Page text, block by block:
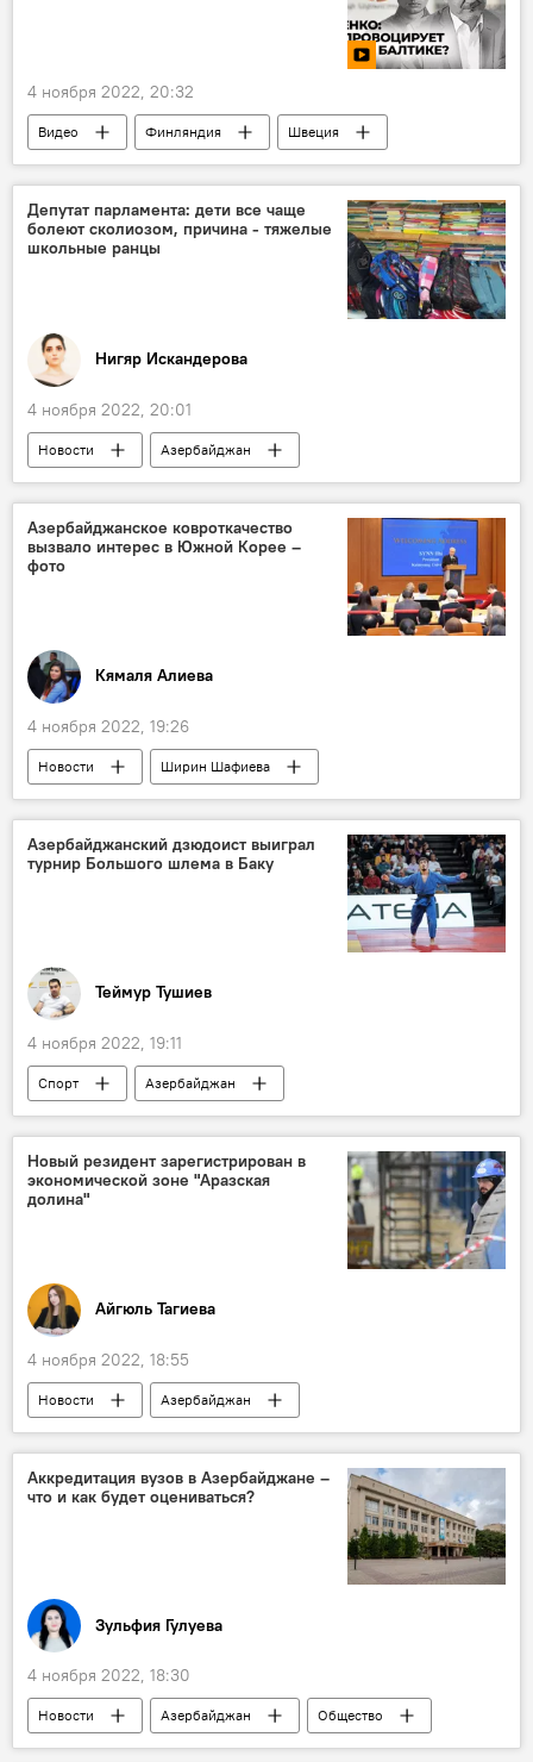
4 ноября 2022, 20:32
Видео Финляндия
Швеция
НАТО
Александр Хроленко
Арктика
США Латвия
Депутат парламента: дети все чаще
болеют сколиозом, причина - тяжелые
школьные ранцы
Нигяр Искандерова
4 ноября 2022, 20:01
Новости
Азербайджан
Образование
Министерство здравоохранения АР
Милли Меджлис
сколиоз
Азербайджанское ковроткачество
вызвало интерес в Южной Корее –
фото
Кямаля Алиева
4 ноября 2022, 19:26
Новости
Ширин Шафиева
Азербайджан
Ковры
Южная Корея
Азербайджанский национальный музей ковра
Азербайджанский дзюдоист выиграл
турнир Большого шлема в Баку
Теймур Тушиев
4 ноября 2022, 19:11
Спорт
Азербайджан
Большой шлем
турнир
дзюдо
Золотая медаль
Новый резидент зарегистрирован в
экономической зоне "Аразская
долина"
Айгюль Тагиева
4 ноября 2022, 18:55
Новости
Азербайджан
промышленный парк
Экономика
Аккредитация вузов в Азербайджане –
что и как будет оцениваться?
Зульфия Гулуева
4 ноября 2022, 18:30
Новости Азербайджан
Общество
Министерство науки и образования АР